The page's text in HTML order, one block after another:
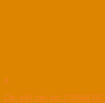
+
Cần siết cân lực 210NM